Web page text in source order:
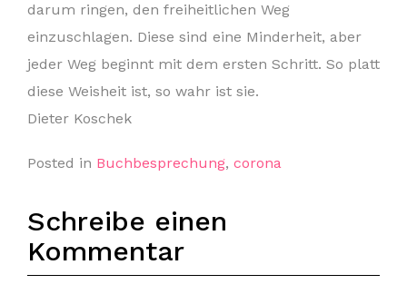
darum ringen, den freiheitlichen Weg
einzuschlagen. Diese sind eine Minderheit, aber
jeder Weg beginnt mit dem ersten Schritt. So platt
diese Weisheit ist, so wahr ist sie.
Dieter Koschek
Posted in Buchbesprechung, corona
Schreibe einen
Kommentar